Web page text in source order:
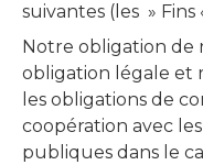
suivantes (les » Fins
Notre obligation de
obligation légale et
les obligations de
coopération avec
publiques dans le